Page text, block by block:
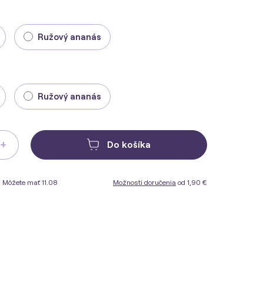
Ružový ananás
Ružový ananás
+ Do košíka
Môžete mať 11.08 Možnosti doručenia od 1,90 €